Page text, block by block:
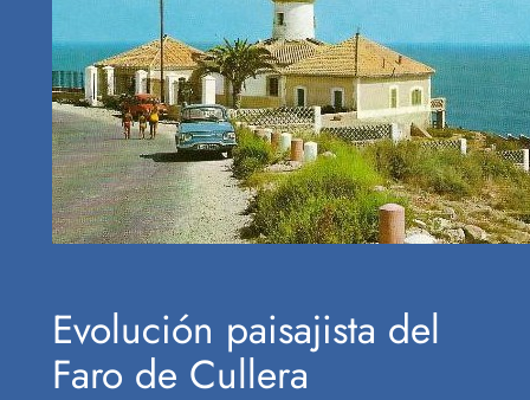
Evolución paisajista del
Faro de Cullera